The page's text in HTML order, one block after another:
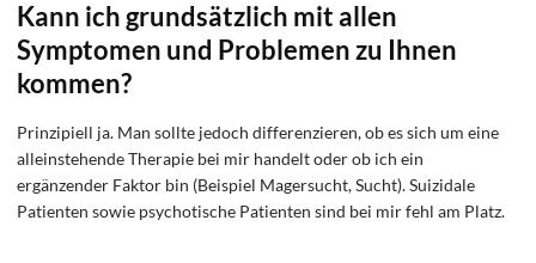
Kann ich grundsätzlich mit allen
Symptomen und Problemen zu Ihnen
kommen?
Prinzipiell ja. Man sollte jedoch differenzieren, ob es sich um eine
alleinstehende Therapie bei mir handelt oder ob ich ein
ergänzender Faktor bin (Beispiel Magersucht, Sucht). Suizidale
Patienten sowie psychotische Patienten sind bei mir fehl am Platz.